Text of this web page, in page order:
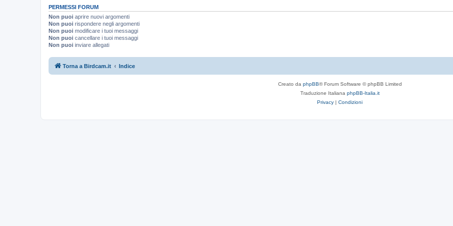
s
PERMESSI FORUM
Non puoi aprire nuovi argomenti
Non puoi rispondere negli argomenti
Non puoi modificare i tuoi messaggi
Non puoi cancellare i tuoi messaggi
Non puoi inviare allegati
Torna a Birdcam.it Indice
Creato da phpBB® Forum Software © phpBB Limited
Traduzione Italiana phpBB-Italia.it
Privacy | Condizioni